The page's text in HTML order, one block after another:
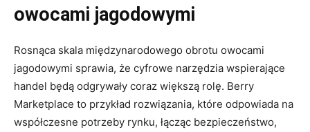
owocami jagodowymi
Rosnąca skala międzynarodowego obrotu owocami
jagodowymi sprawia, że cyfrowe narzędzia wspierające
handel będą odgrywały coraz większą rolę. Berry
Marketplace to przykład rozwiązania, które odpowiada na
współczesne potrzeby rynku, łącząc bezpieczeństwo,